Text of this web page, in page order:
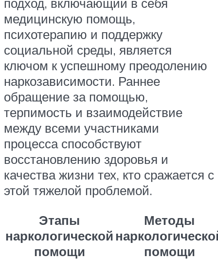
медицинскую помощь,
психотерапию и поддержку
социальной среды, является
ключом к успешному преодолению
наркозависимости. Раннее
обращение за помощью,
терпимость и взаимодействие
между всеми участниками
процесса способствуют
восстановлению здоровья и
качества жизни тех, кто сражается с
этой тяжелой проблемой.
Этапы
наркологической
помощи
Методы
помощи